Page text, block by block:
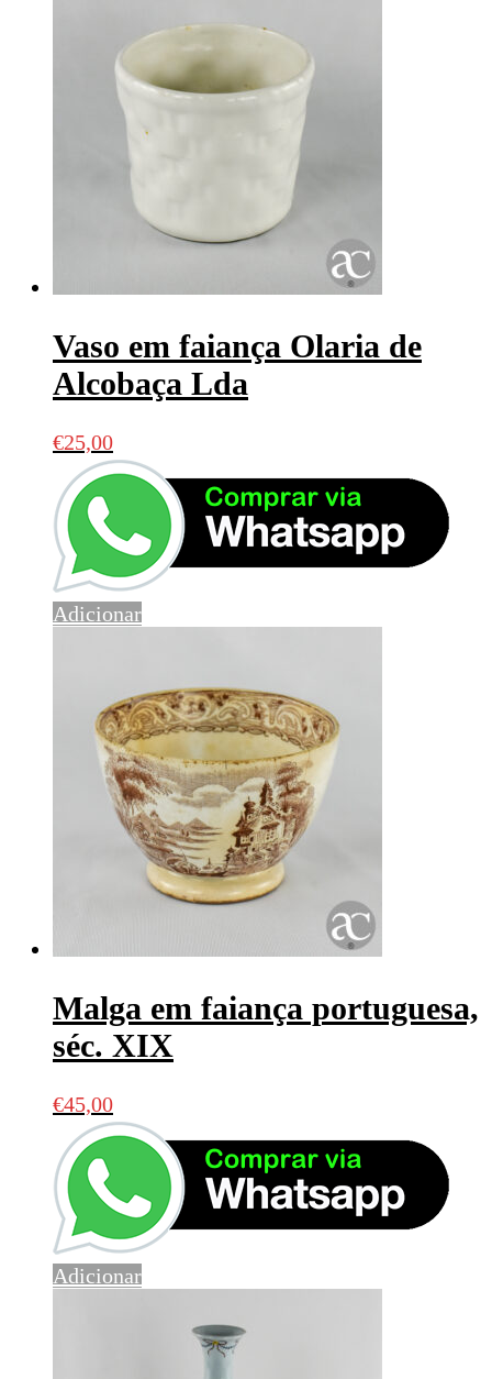
Vaso em faiança Olaria de
Alcobaça Lda
€25,00
Adicionar
Malga em faiança portuguesa,
séc. XIX
€45,00
Adicionar